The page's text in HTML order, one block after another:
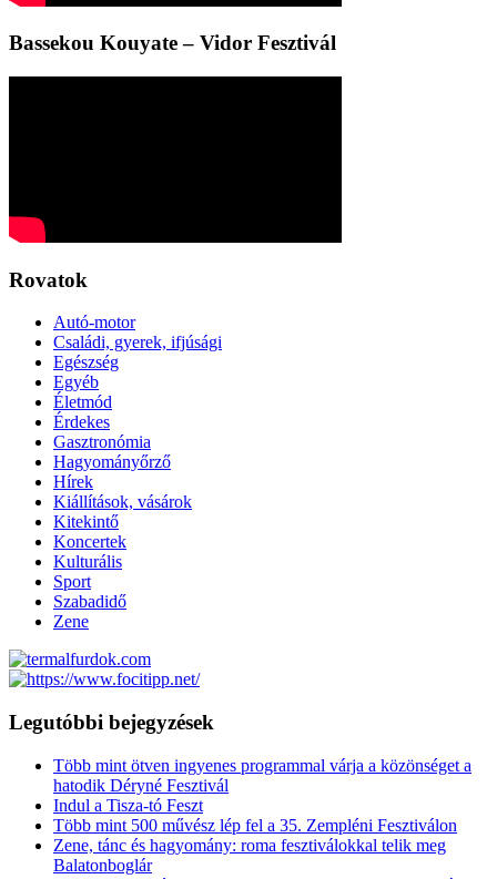
Bassekou Kouyate – Vidor Fesztivál
Rovatok
Autó-motor
Családi, gyerek, ifjúsági
Egészség
Egyéb
Életmód
Érdekes
Gasztronómia
Hagyományőrző
Hírek
Kiállítások, vásárok
Kitekintő
Koncertek
Kulturális
Sport
Szabadidő
Zene
Legutóbbi bejegyzések
Több mint ötven ingyenes programmal várja a közönséget a
hatodik Déryné Fesztivál
Indul a Tisza-tó Feszt
Több mint 500 művész lép fel a 35. Zempléni Fesztiválon
Zene, tánc és hagyomány: roma fesztiválokkal telik meg
Balatonboglár